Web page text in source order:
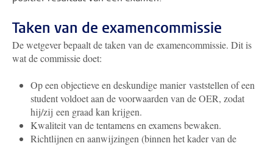
Taken van de examencommissie
De wetgever bepaalt de taken van de examencommissie. Dit is
wat de commissie doet:
Op een objectieve en deskundige manier vaststellen of een
student voldoet aan de voorwaarden van de OER, zodat
hij/zij een graad kan krijgen.
Kwaliteit van de tentamens en examens bewaken.
Richtlijnen en aanwijzingen (binnen het kader van de